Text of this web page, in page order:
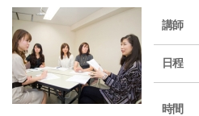
講師
日程
時間